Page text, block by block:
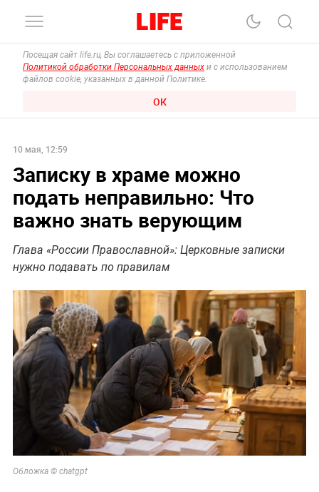
Посещая сайт life.ru, Вы соглашаетесь с приложенной
Политикой обработки Персональных данных и с использованием
файлов cookie, указанных в данной Политике.
ОК
10 мая, 12:59
Записку в храме можно
подать неправильно: Что
важно знать верующим
Глава «России Православной»: Церковные записки
нужно подавать по правилам
Обложка © chatgpt